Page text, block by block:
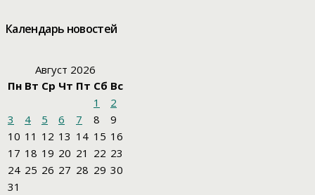
Календарь новостей
Август 2026
Пн Вт Ср Чт Пт Сб Вс
1
2
3
4 5 6 7 8
9
10 11 12 13 14 15 16
17 18 19 20 21 22 23
24 25 26 27 28 29 30
31